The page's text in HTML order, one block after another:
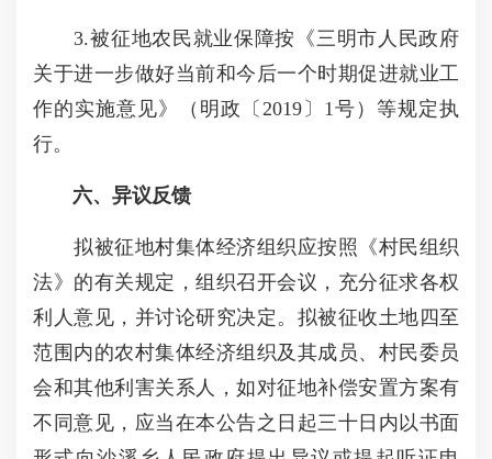
3.被征地农民就业保障按《三明市人民政府
关于进一步做好当前和今后一个时期促进就业工
作的实施意见》（明政〔2019〕1号）等规定执
行。
六、异议反馈
拟被征地村集体经济组织应按照《村民组织
法》的有关规定，组织召开会议，充分征求各权
利人意见，并讨论研究决定。拟被征收土地四至
范围内的农村集体经济组织及其成员、村民委员
会和其他利害关系人，如对征地补偿安置方案有
不同意见，应当在本公告之日起三十日内以书面